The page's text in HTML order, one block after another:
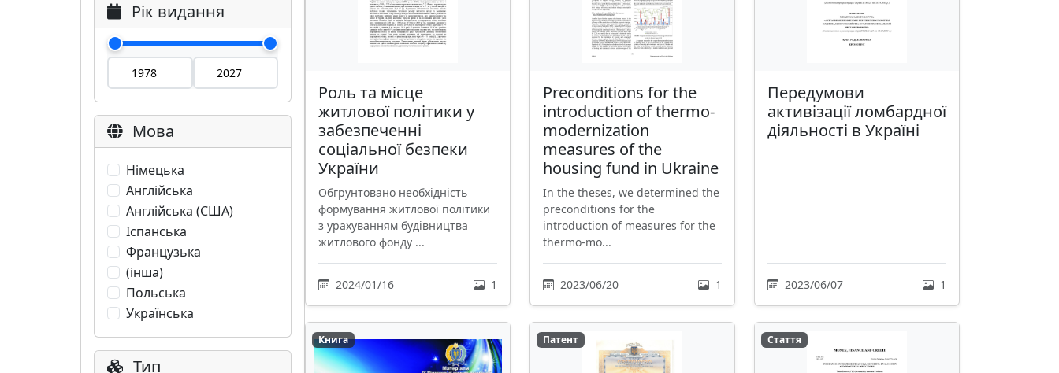
Рік видання
Мова
Німецька
Англійська
Англійська (США)
Іспанська
Французька
(інша)
Польська
Українська
Тип
Роль та місце
житлової політики у
забезпеченні
соціальної безпеки
України
Обгрунтовано необхідність
формування житлової політики
з урахуванням будівництва
житлового фонду ...
2024/01/16 1
Preconditions for the
introduction of thermo-
modernization
measures of the
housing fund in Ukraine
In the theses, we determined the
preconditions for the
introduction of measures for the
thermo-mo...
2023/06/20 1
Передумови
активізації ломбардної
діяльності в Україні
2023/06/07 1
Книга Патент Стаття